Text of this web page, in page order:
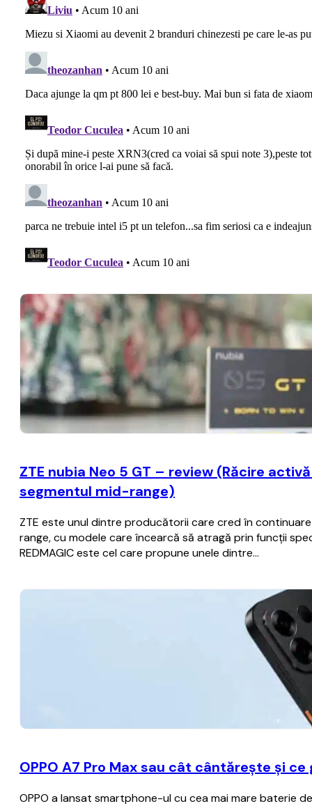
ZTE nubia Neo 5 GT – review (Răcire
segmentul mid-range)
ZTE este unul dintre producătorii care cred în
range, cu modele care încearcă să atragă prin funcții
REDMAGIC este cel care propune unele dintre…
OPPO A7 Pro Max sau cât cântărește și
OPPO a lansat smartphone-ul cu cea mai mare baterie